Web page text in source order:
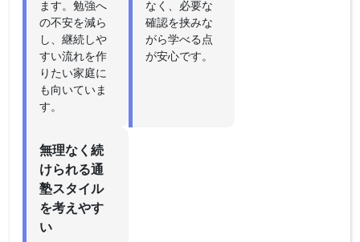
ます。勉強へ
の不安を減ら
し、継続しや
すい流れを作
りたい家庭に
も向いていま
す。
なく、必要な
確認を挟みな
がら学べる点
が安心です。
無理なく続
けられる通
塾スタイル
を考えやす
い